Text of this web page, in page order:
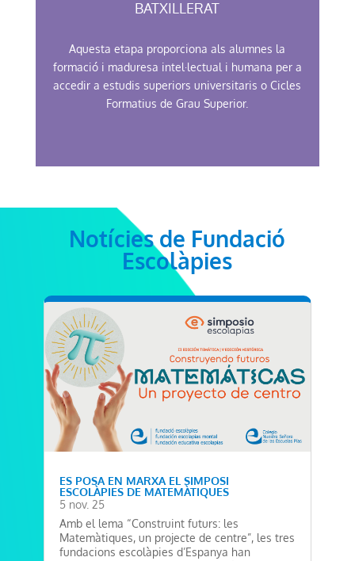
BATXILLERAT
Aquesta etapa proporciona als alumnes la
formació i maduresa intel·lectual i humana per a
accedir a estudis superiors universitaris o Cicles
Formatius de Grau Superior.
Notícies de Fundació
Escolàpies
ES POSA EN MARXA EL SIMPOSI
ESCOLÀPIES DE MATEMÀTIQUES
5 nov. 25
Amb el lema “Construint futurs: les
Matemàtiques, un projecte de centre”, les tres
fundacions escolàpies d’Espanya han